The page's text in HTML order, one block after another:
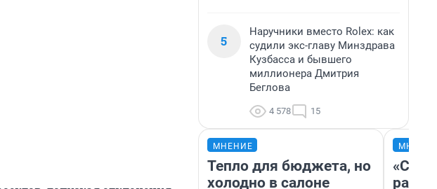
5
Наручники вместо Rolex: как
судили экс-главу Минздрава
Кузбасса и бывшего
миллионера Дмитрия
Беглова
4 578 15
МНЕНИЕ
Тепло для бюджета, но
холодно в салоне